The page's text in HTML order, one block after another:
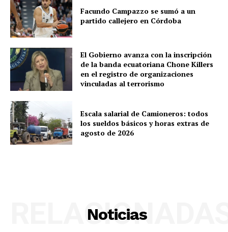
Facundo Campazzo se sumó a un
partido callejero en Córdoba
El Gobierno avanza con la inscripción
de la banda ecuatoriana Chone Killers
en el registro de organizaciones
vinculadas al terrorismo
Escala salarial de Camioneros: todos
los sueldos básicos y horas extras de
agosto de 2026
Noticias